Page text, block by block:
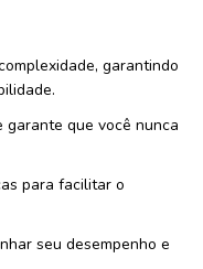
garantindo
garante que você nunca
para facilitar o
seu desempenho e